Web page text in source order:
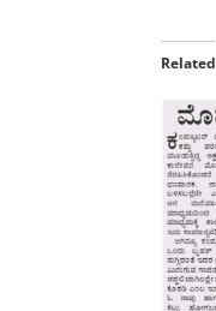
Related